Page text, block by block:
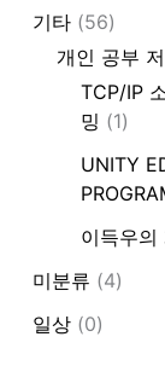
기타(56)
개인 공부
TCP/IP
밍 (1)
UNITY
이득우의
미분류 (4)
일상(0)